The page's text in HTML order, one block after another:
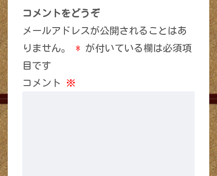
コメントをどうぞ
メールアドレスが公開されることはあ
りません。
* が付いている欄は必須項
目です
コメント ※